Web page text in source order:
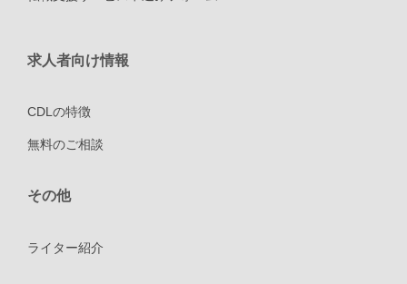
求人者向け情報
CDLの特徴
無料のご相談
その他
ライター紹介